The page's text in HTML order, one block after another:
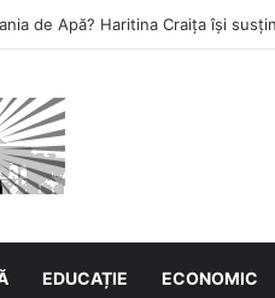
EDUCAȚIE ECONOMIC